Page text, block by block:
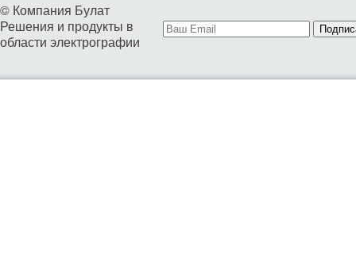
© Компания Булат
Решения и продукты в
области электрографии